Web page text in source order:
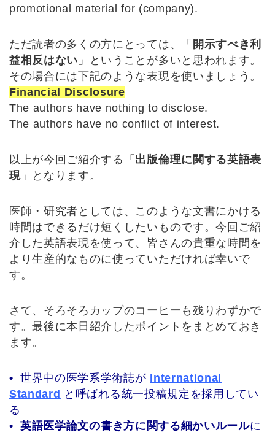
promotional material for (company).
ただ読者の多くの方にとっては、「 開示すべき利
益相反はない 」ということが多いと思われます。
その場合には下記のような表現を使いましょう。
Financial Disclosure
The authors have nothing to disclose.
The authors have no conflict of interest.
以上が今回ご紹介する「 出版倫理に関する英語表
現」となります。
医師・研究者としては、このような文書にかける
時間はできるだけ短くしたいものです。今回ご紹
介した英語表現を使って、皆さんの貴重な時間を
より生産的なものに使っていただければ幸いで
す。
さて、そろそろカップのコーヒーも残りわずかで
す。最後に本日紹介したポイントをまとめておき
ます。
• 世界中の医学系学術誌が International
Standard と呼ばれる統一投稿規定を採用してい
る
•
英語医学論文の書き方に関する細かいルールに